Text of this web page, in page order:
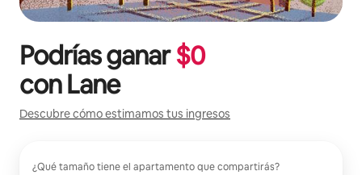
Podrías ganar$0
conLane
Descubre cómo estimamos tus ingresos
¿Qué tamaño tiene el apartamento que compartirás?